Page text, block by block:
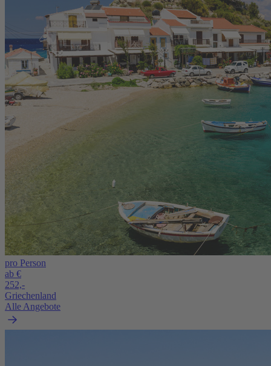
pro Person
ab €
252,-
Griechenland
Alle Angebote